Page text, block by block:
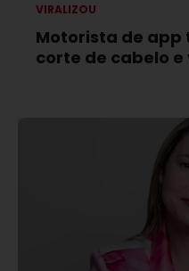
VIRALIZOU
Motorista de
corte de cabelo